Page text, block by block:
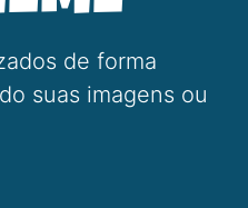
de forma
suas imagens ou